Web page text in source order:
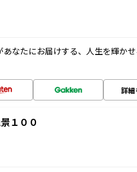
なたにお届けする、人生を輝か
詳細
１００